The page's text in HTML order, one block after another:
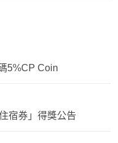
5%CP Coin
宿券」得獎公告